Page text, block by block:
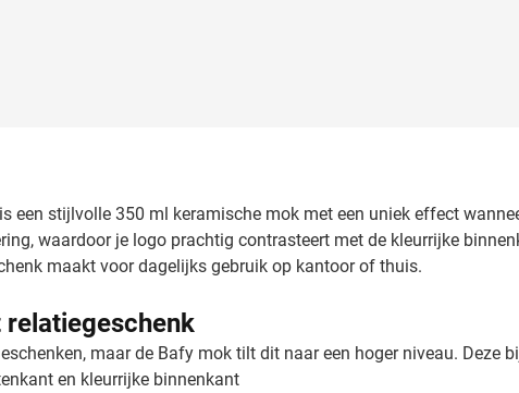
een stijlvolle 350 ml keramische mok met een uniek effect
waardoor je logo prachtig contrasteert met de kleurrijke
maakt voor dagelijks gebruik op kantoor of thuis.
maar de Bafy mok tilt dit naar een hoger niveau. Deze
en kleurrijke binnenkant